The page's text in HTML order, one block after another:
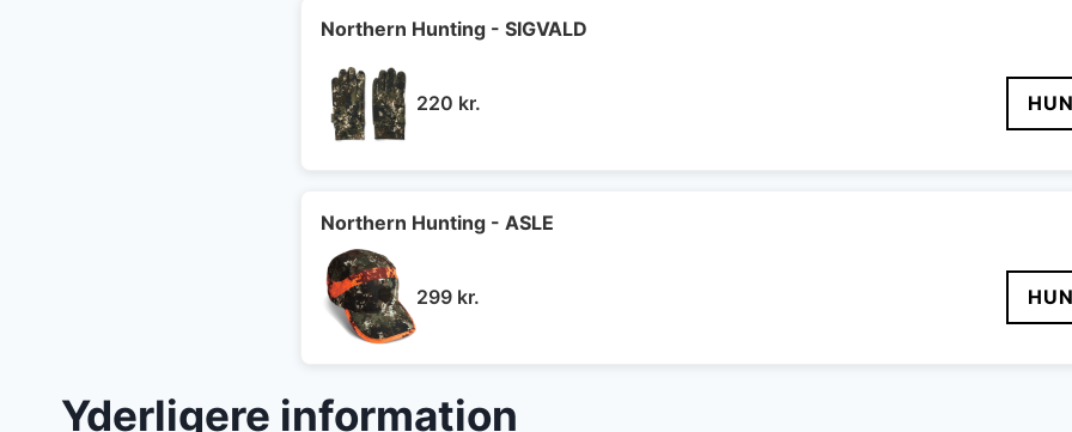
Northern Hunting - SIGVALD
220 kr.
Northern Hunting - ASLE
299 kr.
Yderligere information